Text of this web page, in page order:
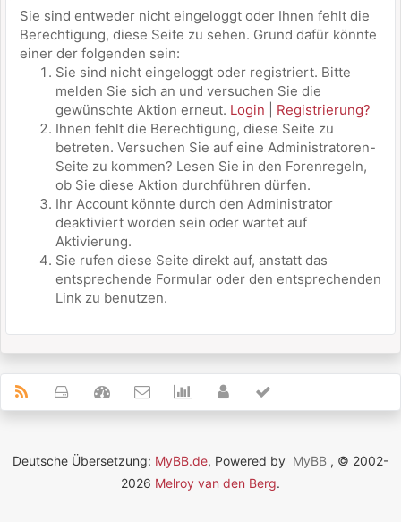
Sie sind entweder nicht eingeloggt oder Ihnen fehlt die
Berechtigung, diese Seite zu sehen. Grund dafür könnte
einer der folgenden sein:
Sie sind nicht eingeloggt oder registriert. Bitte
melden Sie sich an und versuchen Sie die
gewünschte Aktion erneut. Login
Registrierung?
Ihnen fehlt die Berechtigung, diese Seite zu
betreten. Versuchen Sie auf eine Administratoren-
Seite zu kommen? Lesen Sie in den Forenregeln,
ob Sie diese Aktion durchführen dürfen.
Ihr Account könnte durch den Administrator
deaktiviert worden sein oder wartet auf
Aktivierung.
Sie rufen diese Seite direkt auf, anstatt das
entsprechende Formular oder den entsprechenden
Link zu benutzen.
Deutsche Übersetzung: MyBB.de, Powered by MyBB , © 2002-
2026 Melroy van den Berg.